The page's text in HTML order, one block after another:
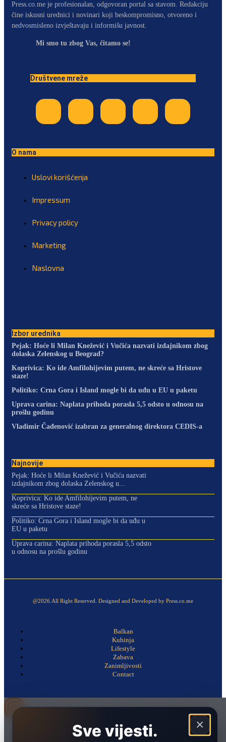
Press.co.me je profesionalan, odgovoran portal sa stavom. Redakciju
čine iskusni urednici i novinari koji beskompromisno, otvoreno i
nedvosmisleno izvještavaju i informišu javnost.
Mi smo tu zbog Vas, čitamo se!
Društvene mreže
O nama
Uslovi korišćenja
Impressum
Privacy policy
Marketing
Naslovna
Izbor urednika
Pejak: Hoće li Milan Knežević i Vučića nazvati izdajnikom zbog
dolaska Zelenskog u Beograd?
Koprivica: Ko ide Amfilohijevim putem, ne skreće sa Hristove
staze!
Politiko: Crna Gora i Island mogle bi da uđu u EU u paketu
Uprava carina: Naplata prihoda porasla 5,5 odsto u odnosu na
prošlu godinu
Vladimir Čađenović izabran za generalnog direktora CEDIS-a
Najnovije
Pejak: Hoće li Milan Knežević i Vučića nazvati
izdajnikom zbog dolaska Zelenskog u...
Koprivica: Ko ide Amfilohijevim putem, ne
skreće sa Hristove staze!
Politiko: Crna Gora i Island mogle bi da uđu u
EU u paketu
Uprava carina: Naplata prihoda porasla 5,5 odsto
u odnosu na prošlu godinu
@2026.All Right Reserved. Designed and Developed by Press.co.me
Balkan
Kuhinja
Lifestyle
Zabava
Zanimljivosti
Contact
×
Sve vijesti.